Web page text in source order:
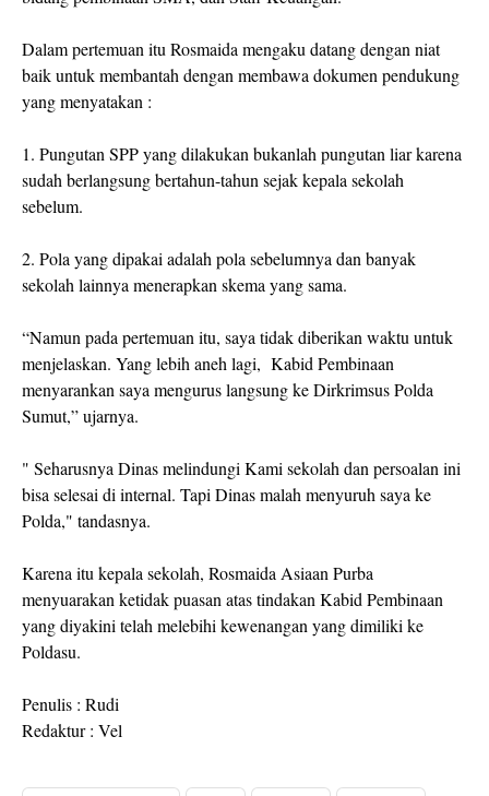
Dalam pertemuan itu Rosmaida mengaku datang dengan niat
baik untuk membantah dengan membawa dokumen pendukung
yang menyatakan :
1. Pungutan SPP yang dilakukan bukanlah pungutan liar karena
sudah berlangsung bertahun-tahun sejak kepala sekolah
sebelum.
2. Pola yang dipakai adalah pola sebelumnya dan banyak
sekolah lainnya menerapkan skema yang sama.
“Namun pada pertemuan itu, saya tidak diberikan waktu untuk
menjelaskan. Yang lebih aneh lagi, Kabid Pembinaan
menyarankan saya mengurus langsung ke Dirkrimsus Polda
Sumut,” ujarnya.
" Seharusnya Dinas melindungi Kami sekolah dan persoalan ini
bisa selesai di internal. Tapi Dinas malah menyuruh saya ke
Polda," tandasnya.
Karena itu kepala sekolah, Rosmaida Asiaan Purba
menyuarakan ketidak puasan atas tindakan Kabid Pembinaan
yang diyakini telah melebihi kewenangan yang dimiliki ke
Poldasu.
Penulis : Rudi
Redaktur : Vel